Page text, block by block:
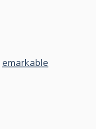
emarkable